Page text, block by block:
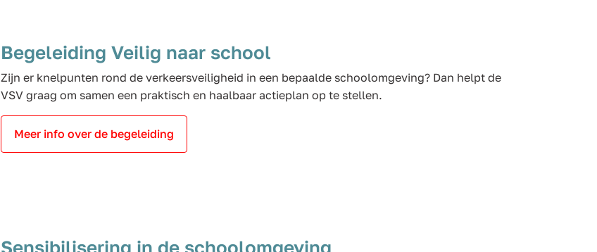
Begeleiding Veilig naar school
Zijn er knelpunten rond de verkeersveiligheid in een bepaalde schoolomgeving? Dan helpt de
VSV graag om samen een praktisch en haalbaar actieplan op te stellen.
Meer info over de begeleiding
Sensibilisering in de schoolomgeving